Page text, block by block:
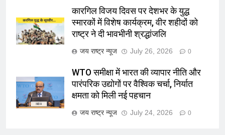
कारगिल विजय दिवस पर देशभर के युद्ध
स्मारकों में विशेष कार्यक्रम, वीर शहीदों को
राष्ट्र ने दी भावभीनी श्रद्धांजलि
जय राष्ट्र न्यूज July 26, 2026 0
WTO समीक्षा में भारत की व्यापार नीति और
पारंपरिक उद्योगों पर वैश्विक चर्चा, निर्यात
क्षमता को मिली नई पहचान
जय राष्ट्र न्यूज July 24, 2026 0